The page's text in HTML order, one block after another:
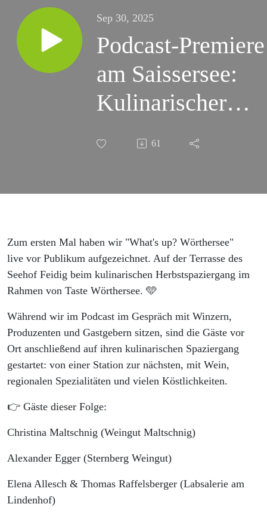
Sep 30, 2025
Podcast-Premiere
am Saissersee:
Kulinarischer
regionalen
61
Zum ersten Mal haben wir "What's up? Wörthersee"
live vor Publikum aufgezeichnet. Auf der Terrasse des
Seehof Feidig beim kulinarischen Herbstspaziergang im
Rahmen von Taste Wörthersee. 🩵
Während wir im Podcast im Gespräch mit Winzern,
Produzenten und Gastgebern sitzen, sind die Gäste vor
Ort anschließend auf ihren kulinarischen Spaziergang
gestartet: von einer Station zur nächsten, mit Wein,
regionalen Spezialitäten und vielen Köstlichkeiten.
👉 Gäste dieser Folge:
Christina Maltschnig (Weingut Maltschnig)
Alexander Egger (Sternberg Weingut)
Elena Allesch & Thomas Raffelsberger (Labsalerie am
Lindenhof)